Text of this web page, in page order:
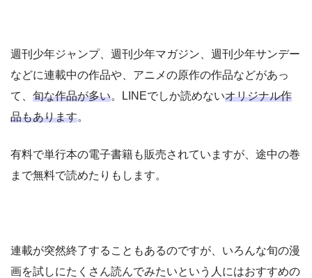
週刊少年ジャンプ、週刊少年マガジン、週刊少年サンデー
などに連載中の作品や、アニメの原作の作品などがあっ
て、 旬な作品が多い。LINEでしか読めないオリジナル作
品もあります。
有料で単行本の電子書籍も販売されていますが、途中の巻
まで無料で読めたりもします。
連載が突然終了することもあるのですが、いろんな旬の漫
画を試しにたくさん読んでみたいという人にはおすすめの